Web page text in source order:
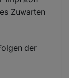
Zuwarten
der